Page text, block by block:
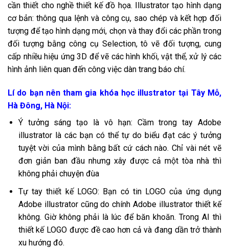
cần thiết cho nghề thiết kế đồ họa. Illustrator tạo hình dạng
cơ bản: thông qua lệnh và công cụ, sao chép và kết hợp đối
tượng để tạo hình dạng mới, chọn và thay đổi các phần trong
đối tượng bằng công cụ Selection, tô vẽ đối tượng, cung
cấp nhiều hiệu ứng 3D để vẽ các hình khối, vật thể, xử lý các
hình ảnh liên quan đến công việc dàn trang báo chí.
Lí do bạn nên tham gia khóa học illustrator tại Tây Mỗ,
Hà Đông, Hà Nội:
Ý tưởng sáng tạo là vô hạn: Cầm trong tay Adobe
illustrator là các bạn có thể tự do biểu đạt các ý tưởng
tuyệt vời của mình bằng bất cứ cách nào. Chỉ vài nét vẽ
đơn giản ban đầu nhưng xây được cả một tòa nhà thì
không phải chuyện đùa
Tự tay thiết kế LOGO: Bạn có tin LOGO của ứng dụng
Adobe illustrator cũng do chính Adobe illustrator thiết kế
không. Giờ không phải là lúc để băn khoăn. Trong AI thì
thiết kế LOGO được đề cao hơn cả và đang dần trở thành
xu hướng đó.